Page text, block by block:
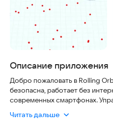
Описание приложения
Добро пожаловать в Rolling
безопасна, работает без
современных смартфонах.
и захватывать поле. Сможете
Читать дальше